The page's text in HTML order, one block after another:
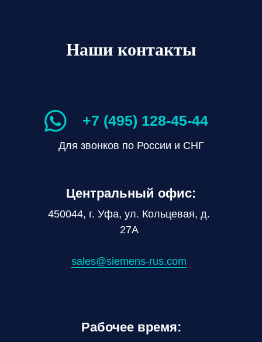
Наши контакты
Для звонков по России и СНГ
+7 (495) 128-45-44
450044, г. Уфа, ул. Кольцевая, д.
27А
sales@siemens-rus.com
Центральный офис:
Рабочее время: